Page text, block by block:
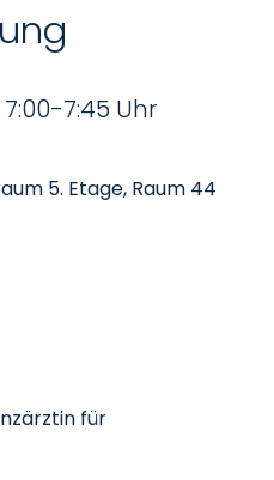
7:45 Uhr
5. Etage, Raum 44
für